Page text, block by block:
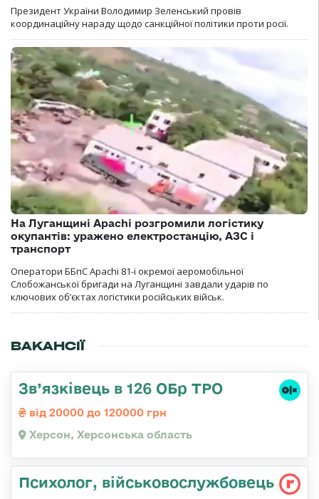
Президент України Володимир Зеленський провів
координаційну нараду щодо санкційної політики проти росії.
На Луганщині Apachi розгромили логістику
окупантів: уражено електростанцію, АЗС і
транспорт
Оператори ББпС Apachi 81-ї окремої аеромобільної
Слобожанської бригади на Луганщині завдали ударів по
ключових об’єктах логістики російських військ.
ВАКАНСІЇ
Зв’язківець в 126 ОБр ТРО
від 20000 до 120000 грн
Херсон, Херсонська область
Психолог, військовослужбовець